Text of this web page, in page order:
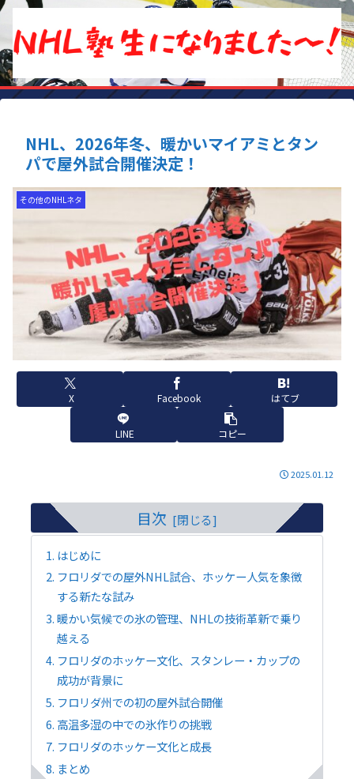
NHL、2026年冬、暖かいマイアミとタン
パで屋外試合開催決定！
その他のNHLネタ
X Facebook はてブ
LINE コピー
2025.01.12
目次
はじめに
フロリダでの屋外NHL試合、ホッケー人気を象徴
する新たな試み
暖かい気候での氷の管理、NHLの技術革新で乗り
越える
フロリダのホッケー文化、スタンレー・カップの
成功が背景に
フロリダ州での初の屋外試合開催
高温多湿の中での氷作りの挑戦
フロリダのホッケー文化と成長
まとめ